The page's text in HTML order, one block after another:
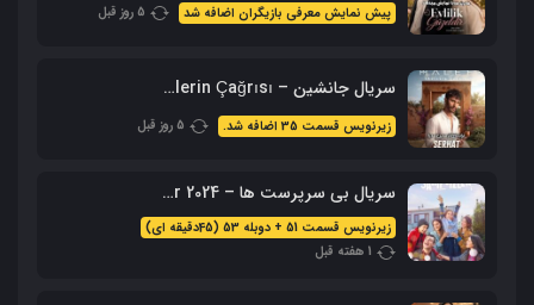
پیش نمایش معرفی بازیگران اضافه شد 5 روز قبل
سریال جانشین – Halef: Köklerin Çağrısı با زیرنویس فارسی
زیرنویس قسمت 35 اضافه شد. 5 روز قبل
سریال بی سرپرست ها – Sahipsizler 2024 با زیرنویس + دوبله فارسی
زیرنویس قسمت 51 + دوبله 53 (45دقیقه ای)
1 هفته قبل